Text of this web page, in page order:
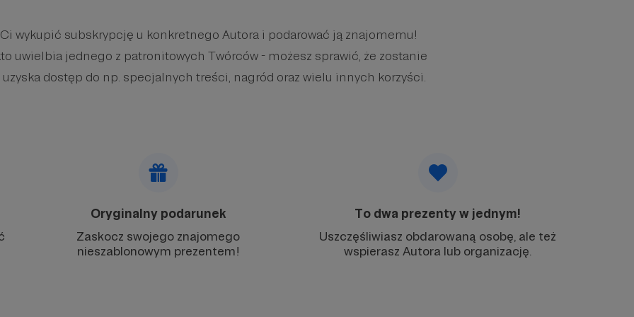
wykupić subskrypcję u konkretnego Autora i podarować ją znajomemu!
uwielbia jednego z patronitowych Twórców - możesz sprawić, że zostanie
dostęp do np. specjalnych treści, nagród oraz wielu innych korzyści.
Oryginalny podarunek
Zaskocz swojego znajomego
nieszablonowym prezentem!
To dwa prezenty w jednym!
Uszczęśliwiasz obdarowaną osobę, ale też
wspierasz Autora lub organizację.